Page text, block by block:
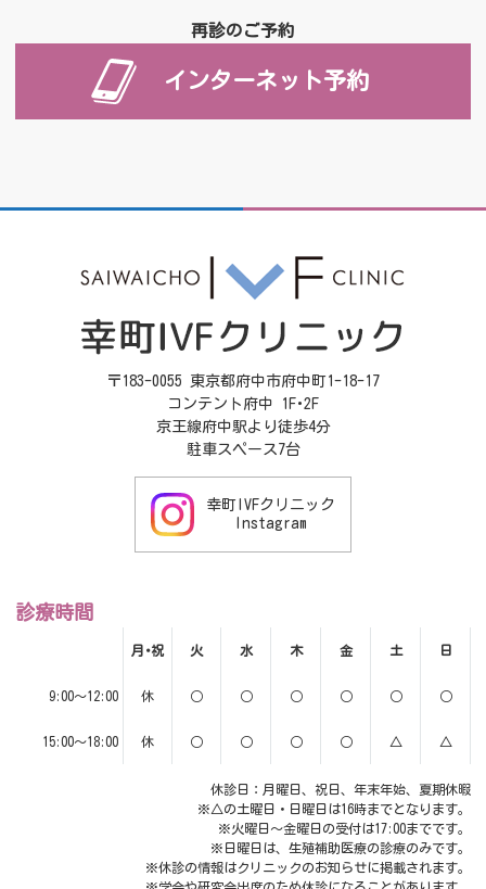
再診のご予約
インターネット予約
〒183-0055 東京都府中市府中町1-18-17
コンテント府中 1F･2F
京王線府中駅より徒歩4分
駐車スペース7台
幸町IVFクリニック
Instagram
診療時間
月･祝 火 水 木 金 土 日
9:00～12:00 休 ○ ○ ○ ○ ○ ○
15:00～18:00 休 ○ ○ ○ ○ △ △
休診日：月曜日、祝日、年末年始、夏期休暇
※△の土曜日・日曜日は16時までとなります。
※火曜日～金曜日の受付は17:00までです。
※日曜日は、生殖補助医療の診療のみです。
※休診の情報はクリニックのお知らせに掲載されます。